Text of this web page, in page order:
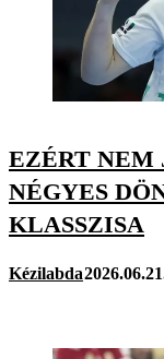
EZÉRT NEM
NÉGYES
KLASSZISA
Kézilabda